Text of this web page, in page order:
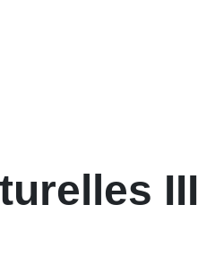
III